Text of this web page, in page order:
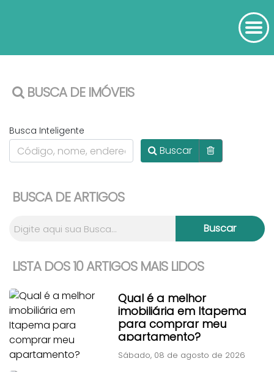
BUSCA DE IMÓVEIS
Busca Inteligente
Buscar
BUSCA DE ARTIGOS
LISTA DOS 10 ARTIGOS MAIS LIDOS
Qual é a melhor
imobiliária em Itapema
para comprar meu
apartamento?
Sábado, 08 de agosto de 2026